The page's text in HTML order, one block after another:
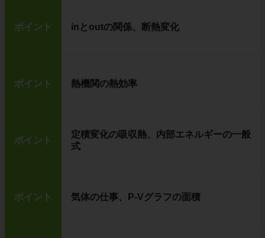
ポイント inとoutの関係、断熱変化
ポイント 熱機関の熱効率
ポイント
定積変化の吸収熱、内部エネルギーの一般
式
ポイント 気体の仕事、P-Vグラフの面積